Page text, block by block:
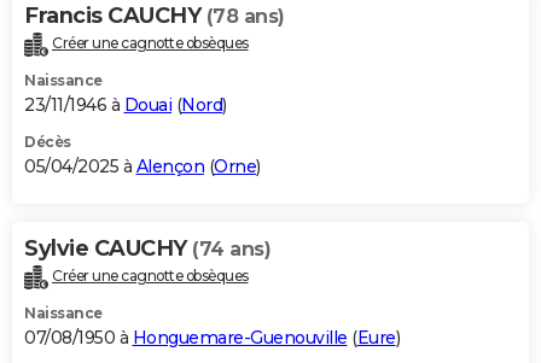
Francis CAUCHY (78 ans)
Créer une cagnotte obsèques
Naissance
23/11/1946 à Douai (Nord)
Décès
05/04/2025 à Alençon (Orne)
Sylvie CAUCHY (74 ans)
Créer une cagnotte obsèques
Naissance
07/08/1950 à Honguemare-Guenouville (Eure)